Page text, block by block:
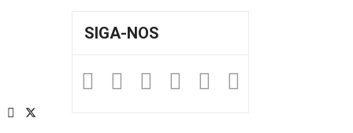
SIGA-NOS
Facebook
Twitter
Instagram
YouTube
Fickr